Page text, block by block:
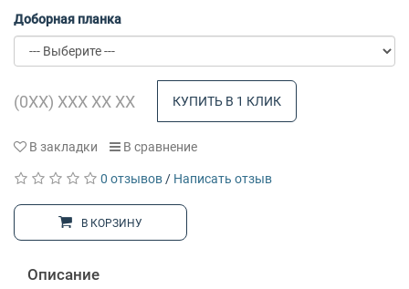
Доборная планка
КУПИТЬ В 1 КЛИК
В закладки В сравнение
0 отзывов / Написать отзыв
В КОРЗИНУ
Описание